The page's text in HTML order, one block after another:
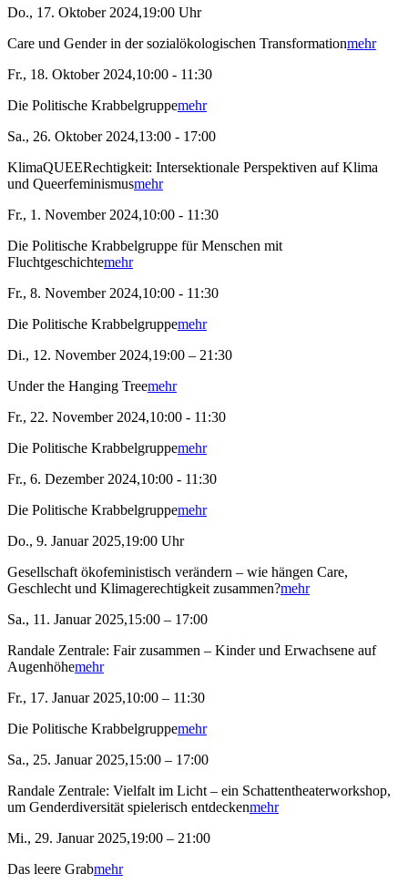
Do., 17. Oktober 2024,19:00 Uhr
Care und Gender in der sozialökologischen Transformationmehr
Fr., 18. Oktober 2024,10:00 - 11:30
Die Politische Krabbelgruppemehr
Sa., 26. Oktober 2024,13:00 - 17:00
KlimaQUEERechtigkeit: Intersektionale Perspektiven auf Klima
und Queerfeminismusmehr
Fr., 1. November 2024,10:00 - 11:30
Die Politische Krabbelgruppe für Menschen mit
Fluchtgeschichtemehr
Fr., 8. November 2024,10:00 - 11:30
Die Politische Krabbelgruppemehr
Di., 12. November 2024,19:00 – 21:30
Under the Hanging Treemehr
Fr., 22. November 2024,10:00 - 11:30
Die Politische Krabbelgruppemehr
Fr., 6. Dezember 2024,10:00 - 11:30
Die Politische Krabbelgruppemehr
Do., 9. Januar 2025,19:00 Uhr
Gesellschaft ökofeministisch verändern – wie hängen Care,
Geschlecht und Klimagerechtigkeit zusammen?mehr
Sa., 11. Januar 2025,15:00 – 17:00
Randale Zentrale: Fair zusammen – Kinder und Erwachsene auf
Augenhöhemehr
Fr., 17. Januar 2025,10:00 – 11:30
Die Politische Krabbelgruppemehr
Sa., 25. Januar 2025,15:00 – 17:00
Randale Zentrale: Vielfalt im Licht – ein Schattentheaterworkshop,
um Genderdiversität spielerisch entdeckenmehr
Mi., 29. Januar 2025,19:00 – 21:00
Das leere Grabmehr